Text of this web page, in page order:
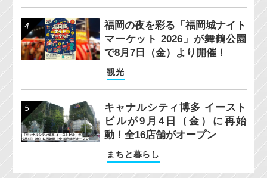
福岡の夜を彩る「福岡城ナイト
マーケット 2026」が舞鶴公園
で8月7日（金）より開催！
観光
キャナルシティ博多 イースト
ビルが9月4日（金）に再始
動！全16店舗がオープン
まちと暮らし